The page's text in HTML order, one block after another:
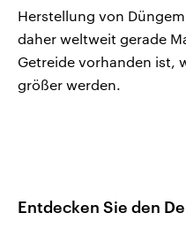
Herstellung von
daher weltweit gerade
Getreide vorhanden ist,
größer werden.
Entdecken Sie den